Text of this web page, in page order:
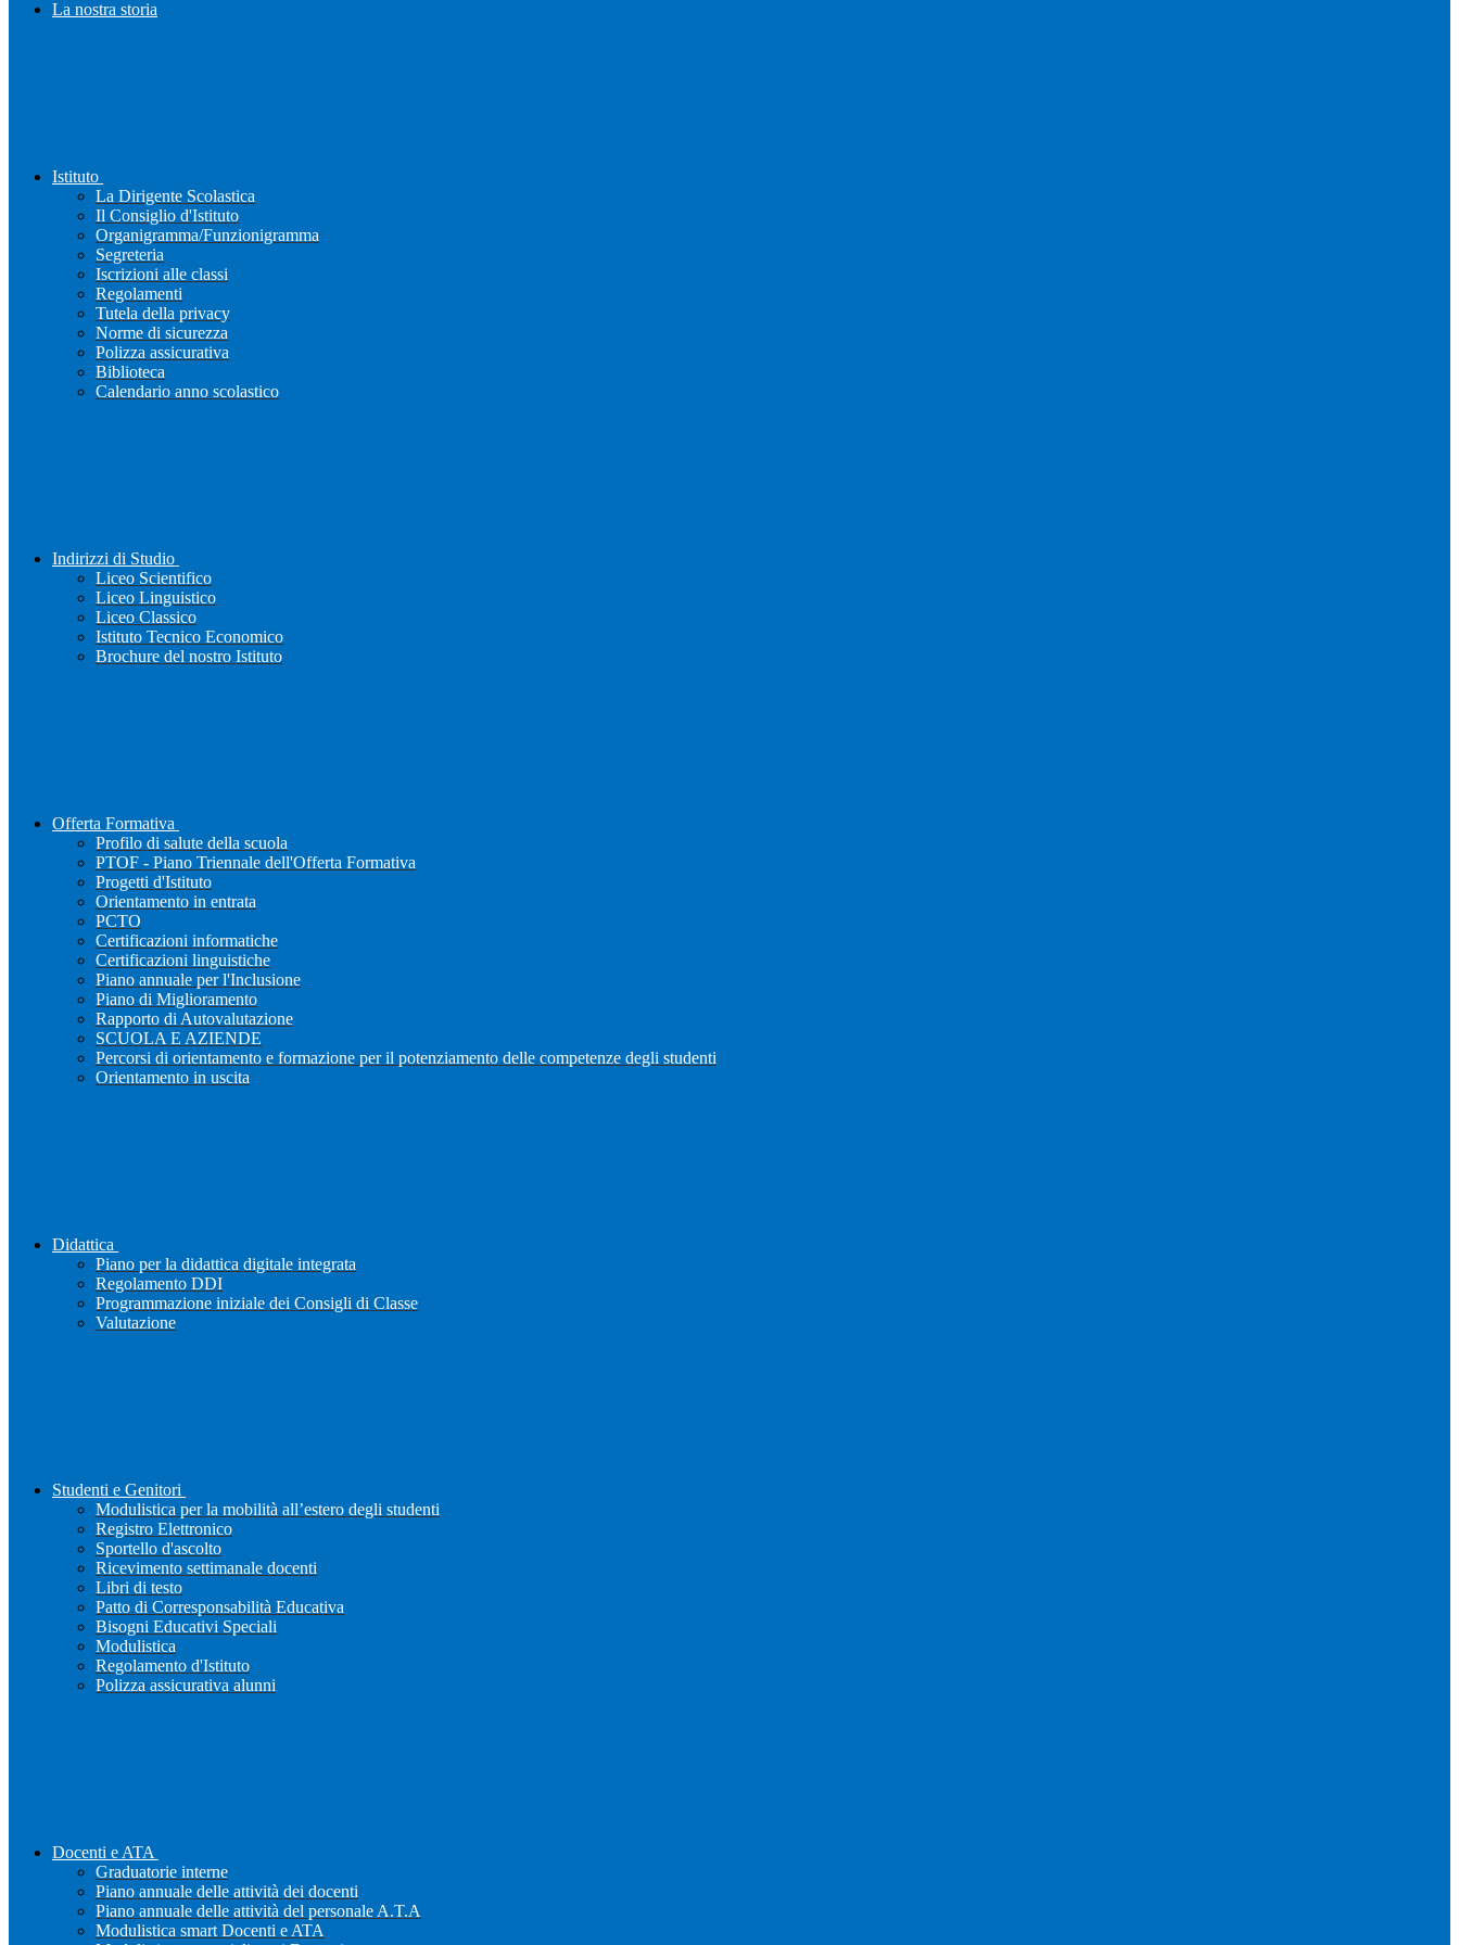
La nostra storia
Istituto
La Dirigente Scolastica
Il Consiglio d'Istituto
Organigramma/Funzionigramma
Segreteria
Iscrizioni alle classi
Regolamenti
Tutela della privacy
Norme di sicurezza
Polizza assicurativa
Biblioteca
Calendario anno scolastico
Indirizzi di Studio
Liceo Scientifico
Liceo Linguistico
Liceo Classico
Istituto Tecnico Economico
Brochure del nostro Istituto
Offerta Formativa
Profilo di salute della scuola
PTOF - Piano Triennale dell'Offerta Formativa
Progetti d'Istituto
Orientamento in entrata
PCTO
Certificazioni informatiche
Certificazioni linguistiche
Piano annuale per l'Inclusione
Piano di Miglioramento
Rapporto di Autovalutazione
SCUOLA E AZIENDE
Percorsi di orientamento e formazione per il potenziamento delle competenze degli studenti
Orientamento in uscita
Didattica
Piano per la didattica digitale integrata
Regolamento DDI
Programmazione iniziale dei Consigli di Classe
Valutazione
Studenti e Genitori
Modulistica per la mobilità all’estero degli studenti
Registro Elettronico
Sportello d'ascolto
Ricevimento settimanale docenti
Libri di testo
Patto di Corresponsabilità Educativa
Bisogni Educativi Speciali
Modulistica
Regolamento d'Istituto
Polizza assicurativa alunni
Docenti e ATA
Graduatorie interne
Piano annuale delle attività dei docenti
Piano annuale delle attività del personale A.T.A
Modulistica smart Docenti e ATA